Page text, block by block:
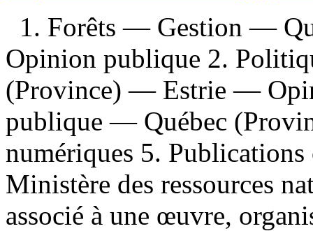
1. Forêts — Gestion —
Opinion publique 2.
(Province) — Estrie —
publique — Québec
numériques 5.
Ministère des ressources
associé à une œuvre,